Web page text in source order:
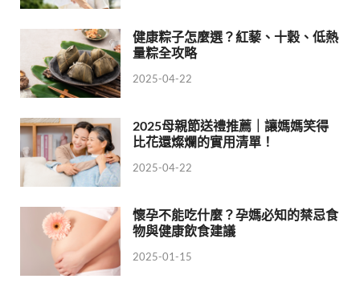
健康粽子怎麼選？紅藜、十穀、低熱
量粽全攻略
2025-04-22
2025母親節送禮推薦｜讓媽媽笑得
比花還燦爛的實用清單！
2025-04-22
懷孕不能吃什麼？孕媽必知的禁忌食
物與健康飲食建議
2025-01-15